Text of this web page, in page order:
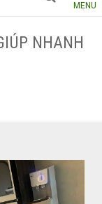
MENU
NHANH